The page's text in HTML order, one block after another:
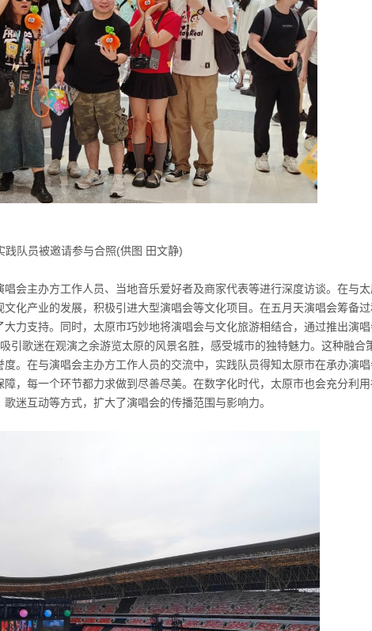
践队员被邀请参与合照(供图 田文静)
会主办方工作人员、当地音乐爱好者及商家代表等进行深度访谈。在与
化产业的发展，积极引进大型演唱会等文化项目。在五月天演唱会筹备
力支持。同时，太原市巧妙地将演唱会与文化旅游相结合，通过推出演
引歌迷在观演之余游览太原的风景名胜，感受城市的独特魅力。这种融合
。在与演唱会主办方工作人员的交流中，实践队员得知太原市在承办演
，每一个环节都力求做到尽善尽美。在数字化时代，太原市也会充分利
迷互动等方式，扩大了演唱会的传播范围与影响力。